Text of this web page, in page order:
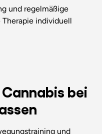
und regelmäßige
individuell
bei
und